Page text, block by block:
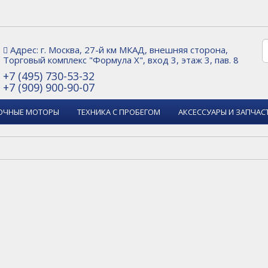
Адрес: г. Москва, 27-й км МКАД, внешняя сторона,
Торговый комплекс "Формула Х", вход 3, этаж 3, пав. 8
+7 (495) 730-53-32
+7 (909) 900-90-07
МОТОРЫ ТЕХНИКА С ПРОБЕГОМ АКСЕССУАРЫ И